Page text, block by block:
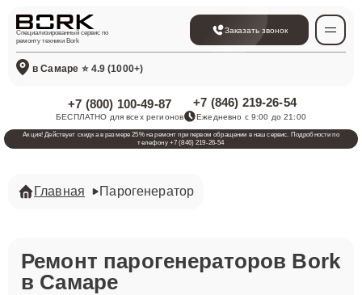
Специализированный сервис по
ремонту техники Bork
Заказать звонок
в Самаре ⭐ 4.9 (1000+)
+7 (800) 100-49-87
БЕСПЛАТНО для всех регионов
+7 (846) 219-26-54
Ежедневно с 9:00 до 21:00
Акция! Действует скидка в размере 25% на ремонт при первом обращении в наш сервис. Подробности по
телефону +7 (846) 219-26-54
Главная Парогенератор
Ремонт парогенераторов Bork
в Самаре